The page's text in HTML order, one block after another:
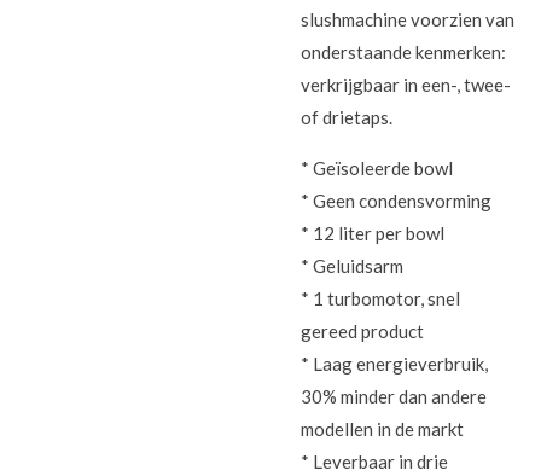
slushmachine voorzien van
onderstaande kenmerken:
verkrijgbaar in een-, twee-
of drietaps.
* Geïsoleerde bowl
* Geen condensvorming
* 12 liter per bowl
* Geluidsarm
* 1 turbomotor, snel
gereed product
* Laag energieverbruik,
30% minder dan andere
modellen in de markt
* Leverbaar in drie